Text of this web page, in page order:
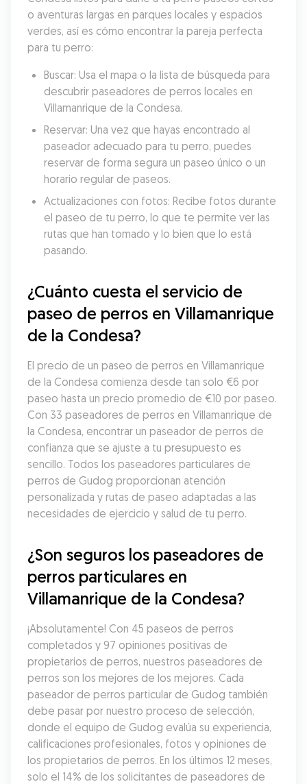
o aventuras largas en parques locales y espacios
verdes, así es cómo encontrar la pareja perfecta
para tu perro:
Buscar: Usa el mapa o la lista de búsqueda para
descubrir paseadores de perros locales en
Villamanrique de la Condesa.
Reservar: Una vez que hayas encontrado al
paseador adecuado para tu perro, puedes
reservar de forma segura un paseo único o un
horario regular de paseos.
Actualizaciones con fotos: Recibe fotos durante
el paseo de tu perro, lo que te permite ver las
rutas que han tomado y lo bien que lo está
pasando.
¿Cuánto cuesta el servicio de
paseo de perros en Villamanrique
de la Condesa?
El precio de un paseo de perros en Villamanrique
de la Condesa comienza desde tan solo €6 por
paseo hasta un precio promedio de €10 por paseo.
Con 33 paseadores de perros en Villamanrique de
la Condesa, encontrar un paseador de perros de
confianza que se ajuste a tu presupuesto es
sencillo. Todos los paseadores particulares de
perros de Gudog proporcionan atención
personalizada y rutas de paseo adaptadas a las
necesidades de ejercicio y salud de tu perro.
¿Son seguros los paseadores de
perros particulares en
Villamanrique de la Condesa?
¡Absolutamente! Con 45 paseos de perros
completados y 97 opiniones positivas de
propietarios de perros, nuestros paseadores de
perros son los mejores de los mejores. Cada
paseador de perros particular de Gudog también
debe pasar por nuestro proceso de selección,
donde el equipo de Gudog evalúa su experiencia,
calificaciones profesionales, fotos y opiniones de
los propietarios de perros. En los últimos 12 meses,
solo el 14% de los solicitantes de paseadores de